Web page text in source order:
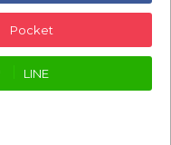
Pocket
LINE